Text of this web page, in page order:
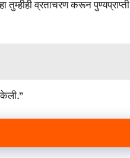
तुम्हीही व्रताचरण करून पुण्यप्राप्ती